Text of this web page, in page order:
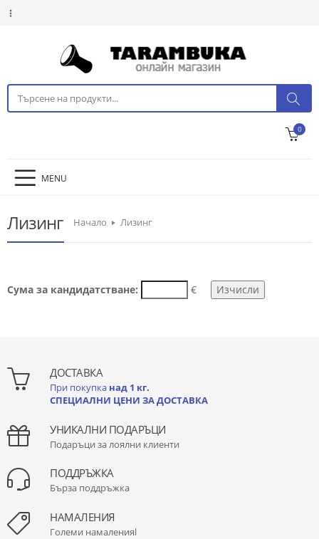
0
MENU
Лизинг Начало Лизинг
Сума за кандидатстване: €
ДОСТАВКА
При покупка над 1 кг.
СПЕЦИАЛНИ ЦЕНИ ЗА ДОСТАВКА
УНИКАЛНИ ПОДАРЪЦИ
Подаръци за лоялни клиенти
ПОДДРЪЖКА
Бърза поддръжка
НАМАЛЕНИЯ
Големи намаленияl